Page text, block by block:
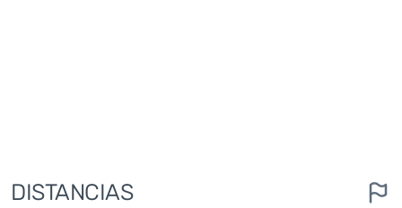
DISTANCIAS